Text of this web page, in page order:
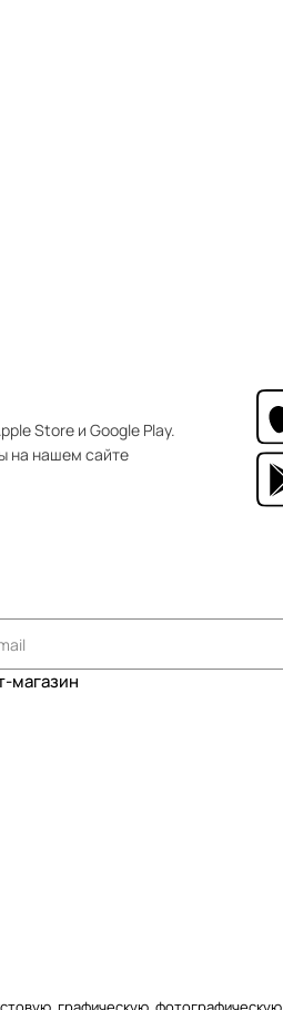
Store и Google Play.
на нашем сайте
магазин